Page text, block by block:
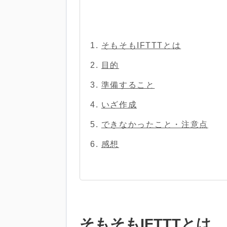
そもそもIFTTTとは
目的
準備すること
いざ作成
できなかったこと・注意点
感想